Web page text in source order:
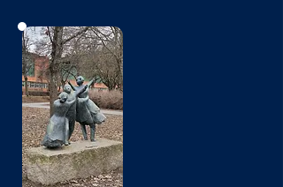
Bild
saknas